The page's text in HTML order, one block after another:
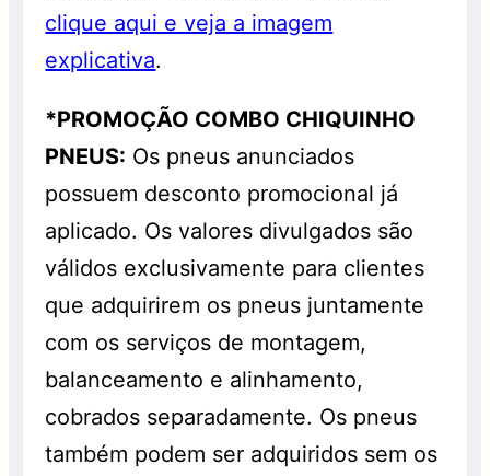
clique aqui e veja a imagem
explicativa.
*PROMOÇÃO COMBO CHIQUINHO
PNEUS: Os pneus anunciados
possuem desconto promocional já
aplicado. Os valores divulgados são
válidos exclusivamente para clientes
que adquirirem os pneus juntamente
com os serviços de montagem,
balanceamento e alinhamento,
cobrados separadamente. Os pneus
também podem ser adquiridos sem os